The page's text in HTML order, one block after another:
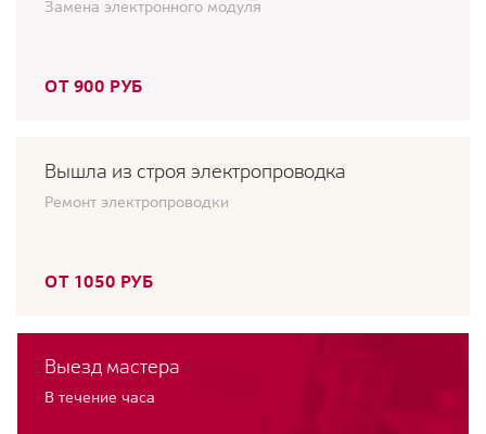
Замена электронного модуля
ОТ 900 РУБ
Вышла из строя электропроводка
Ремонт электропроводки
ОТ 1050 РУБ
Выезд мастера
В течение часа